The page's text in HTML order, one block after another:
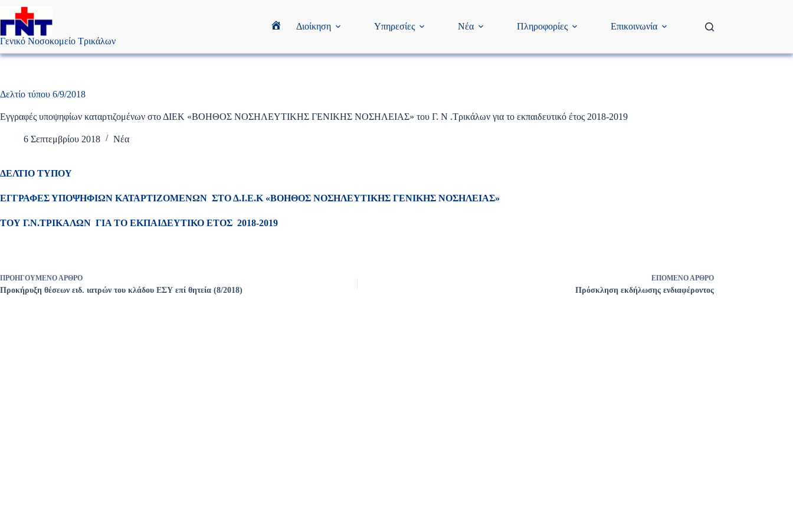
Μετάβαση
περιεχόμενο
Γενικό Νοσοκομείο Τρικάλων
HomeΔιοίκηση Υπηρεσίες Νέα Πληροφορίες Επικοινωνία
Δελτίο τύπου 6/9/2018
Εγγραφές υποψηφίων καταρτιζομένων στο ΔΙΕΚ «ΒΟΗΘΟΣ ΝΟΣΗΛΕΥΤΙΚΗΣ ΓΕΝΙΚΗΣ ΝΟΣΗΛΕΙΑΣ» του Γ. Ν .Τρικάλων για το εκπαιδευτικό έτος 2018-2019
6 Σεπτεμβρίου 2018 Νέα
ΔΕΛΤΙΟ ΤΥΠΟΥ
ΕΓΓΡΑΦΕΣ ΥΠΟΨΗΦΙΩΝ ΚΑΤΑΡΤΙΖΟΜΕΝΩΝ ΣΤΟ Δ.Ι.Ε.Κ «ΒΟΗΘΟΣ ΝΟΣΗΛΕΥΤΙΚΗΣ ΓΕΝΙΚΗΣ ΝΟΣΗΛΕΙΑΣ»
ΤΟΥ Γ.Ν.ΤΡΙΚΑΛΩΝ ΓΙΑ ΤΟ ΕΚΠΑΙΔΕΥΤΙΚΟ ΕΤΟΣ 2018-2019
ΠΡΟΗΓΟΎΜΕΝΟΆΡΘΡΟ
Προκήρυξη θέσεων ειδ. ιατρών του κλάδου ΕΣΥ επί θητεία (8/2018)
ΕΠΌΜΕΝΟΆΡΘΡΟ
Πρόσκληση εκδήλωσης ενδιαφέροντος